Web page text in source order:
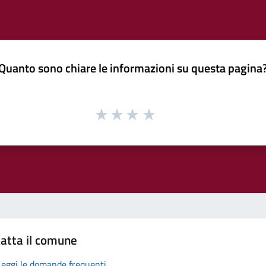
sono chiare le informazioni su questa
il comune